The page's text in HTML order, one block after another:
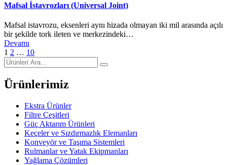
Mafsal İstavrozları (Universal Joint)
Mafsal istavrozu, eksenleri aynı hizada olmayan iki mil arasında açılı
bir şekilde tork ileten ve merkezindeki…
Devamı
1 2 … 10
Ürünlerimiz
Ekstra Ürünler
Filtre Çeşitleri
Güç Aktarım Ürünleri
Keçeler ve Sızdırmazlık Elemanları
Konveyör ve Taşıma Sistemleri
Rulmanlar ve Yatak Ekipmanları
Yağlama Çözümleri